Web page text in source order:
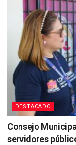
DESTACADO
Consejo
servidores